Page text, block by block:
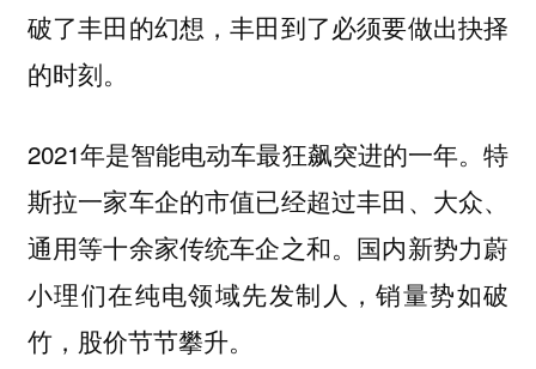
破了丰田的幻想，丰田到了必须要做出抉择
的时刻。
2021年是智能电动车最狂飙突进的一年。特
斯拉一家车企的市值已经超过丰田、大众、
通用等十余家传统车企之和。国内新势力蔚
小理们在纯电领域先发制人，销量势如破
竹，股价节节攀升。